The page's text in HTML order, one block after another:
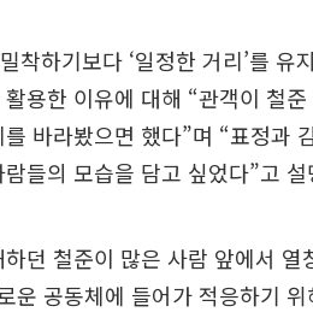
착하기보다 ‘일정한 거리’를 유
용한 이유에 대해 “관객이 철
바라봤으면 했다”며 “표정과
들의 모습을 담고 싶었다”고 설
던 철준이 많은 사람 앞에서 열
운 공동체에 들어가 적응하기